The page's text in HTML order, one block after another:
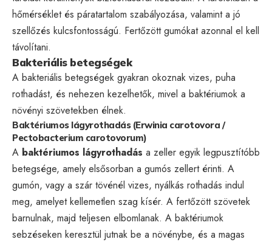
hőmérséklet és páratartalom szabályozása, valamint a jó
szellőzés kulcsfontosságú. Fertőzött gumókat azonnal el kell
távolítani.
Bakteriális betegségek
A bakteriális betegségek gyakran okoznak vizes, puha
rothadást, és nehezen kezelhetők, mivel a baktériumok a
növényi szövetekben élnek.
Baktériumos lágyrothadás (Erwinia carotovora /
Pectobacterium carotovorum)
A baktériumos lágyrothadás a zeller egyik legpusztítóbb
betegsége, amely elsősorban a gumós zellert érinti. A
gumón, vagy a szár tövénél vizes, nyálkás rothadás indul
meg, amelyet kellemetlen szag kísér. A fertőzött szövetek
barnulnak, majd teljesen elbomlanak. A baktériumok
sebzéseken keresztül jutnak be a növénybe, és a magas